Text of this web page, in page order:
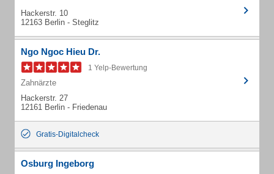
Hackerstr. 10
12163 Berlin - Steglitz
Ngo Ngoc Hieu Dr.
1 Yelp-Bewertung
Zahnärzte
Hackerstr. 27
12161 Berlin - Friedenau
Gratis-Digitalcheck
Osburg Ingeborg